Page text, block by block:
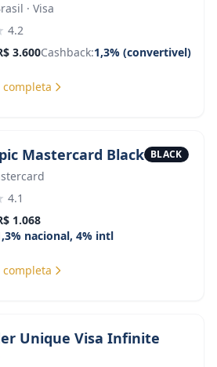
· Visa
4.2
3.600Cashback:1,3% (convertivel)
completa
Mastercard Black BLACK
4.1
1.068
nacional, 4% intl
completa
Unique Visa Infinite